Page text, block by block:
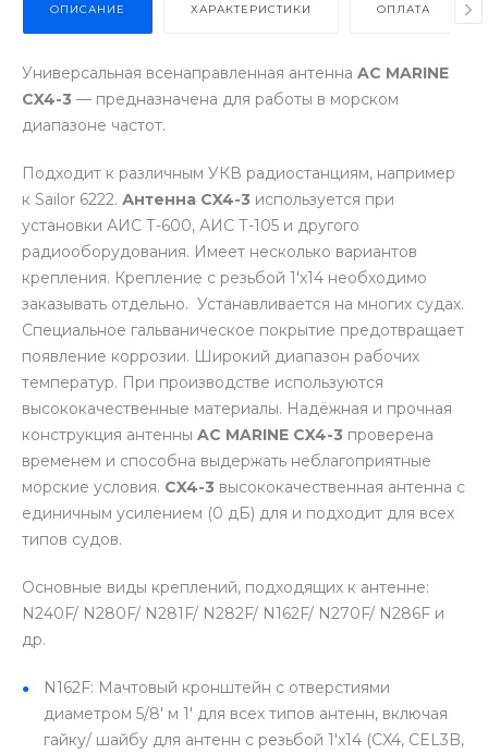
ОПИСАНИЕ ХАРАКТЕРИСТИКИ ОПЛАТА
Универсальная всенаправленная антенна AC MARINE
CX4-3 — предназначена для работы в морском
диапазоне частот.
Подходит к различным УКВ радиостанциям, например
к Sailor 6222. Антенна CX4-3 используется при
установки АИС Т-600, АИС Т-105 и другого
радиооборудования. Имеет несколько вариантов
крепления. Крепление с резьбой 1'х14 необходимо
заказывать отдельно. Устанавливается на многих судах.
Специальное гальваническое покрытие предотвращает
появление коррозии. Широкий диапазон рабочих
температур. При производстве используются
высококачественные материалы. Надёжная и прочная
конструкция антенны AC MARINE CX4-3 проверена
временем и способна выдержать неблагоприятные
морские условия. CX4-3 высококачественная антенна с
единичным усилением (0 дБ) для и подходит для всех
типов судов.
Основные виды креплений, подходящих к антенне:
N240F/ N280F/ N281F/ N282F/ N162F/ N270F/ N286F и
др.
N162F: Мачтовый кронштейн с отверстиями
диаметром 5/8' м 1' для всех типов антенн, включая
гайку/ шайбу для антенн с резьбой 1'х14 (CX4, CEL3B,